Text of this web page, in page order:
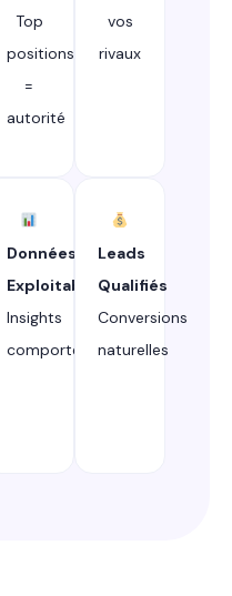
Top
positions
=
autorité
vos
rivaux
Données
Exploitables
Insights
comportementaux
Leads
Qualifiés
Conversions
naturelles